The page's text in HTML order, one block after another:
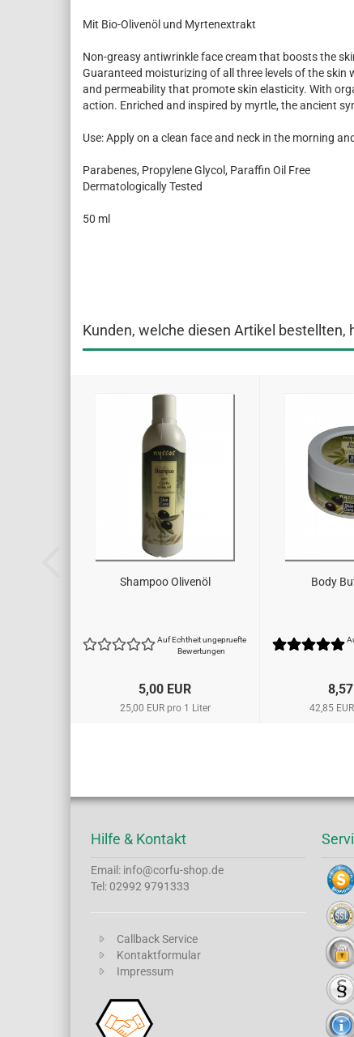
Mit Bio-Olivenöl und Myrtenextrakt
Non-greasy antiwrinkle face cream that boosts the
Guaranteed moisturizing of all three levels of the
and permeability that promote skin elasticity. With
action. Enriched and inspired by myrtle, the ancient
Use: Apply on a clean face and neck in the morning
Parabenes, Propylene Glycol, Paraffin Oil Free
Dermatologically Tested
50 ml
Kunden, welche diesen Artikel
Shampoo Olivenöl
Auf Echtheit ungepruefte
Bewertungen
5,00 EUR
25,00 EUR pro 1 Liter
Body
42,85
Hilfe & Kontakt
Email: info@corfu-shop.de
Tel: 02992 9791333
Callback Service
Kontaktformular
Impressum